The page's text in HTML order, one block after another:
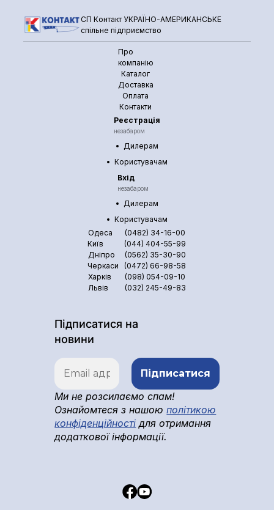
СП Контакт УКРАЇНО-АМЕРИКАНСЬКЕ
спільне підприємство
Про
компанію
Каталог
Доставка
Оплата
Контакти
Реєстрація
незабаром
Дилерам
Користувачам
Вхід
незабаром
Дилерам
Користувачам
Одеса
(0482) 34-16-00
Київ
(044) 404-55-99
Дніпро
(0562) 35-30-90
Черкаси
(0472) 66-98-58
Харків
(098) 054-09-10
Львів
(032) 245-49-83
Підписатися на
новини
Ми не розсилаємо спам!
Ознайомтеся з нашоюполітикою
конфіденційності для отримання
додаткової інформації.